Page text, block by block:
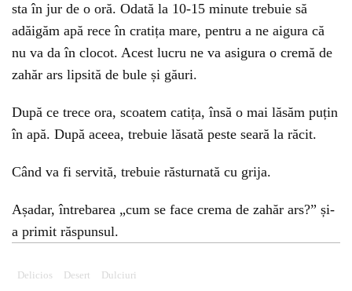
sta în jur de o oră. Odată la 10-15 minute trebuie să
adăigăm apă rece în cratița mare, pentru a ne aigura că
nu va da în clocot. Acest lucru ne va asigura o cremă de
zahăr ars lipsită de bule și găuri.
După ce trece ora, scoatem catița, însă o mai lăsăm puțin
în apă. După aceea, trebuie lăsată peste seară la răcit.
Când va fi servită, trebuie răsturnată cu grija.
Așadar, întrebarea „cum se face crema de zahăr ars?” și-
a primit răspunsul.
Delicios Desert Dulciuri